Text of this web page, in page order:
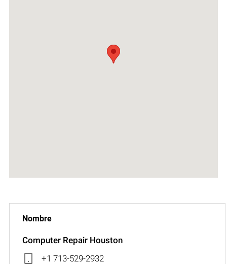
Computer Repair Houston
+1 713-529-2932